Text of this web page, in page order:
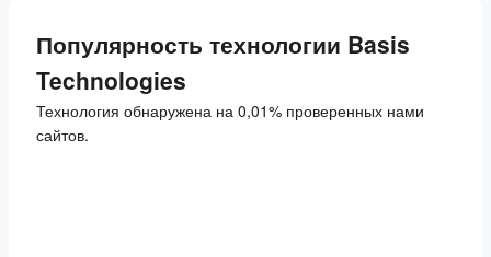
Популярность технологии Basis
Technologies
Технология обнаружена на 0,01% проверенных нами
сайтов.